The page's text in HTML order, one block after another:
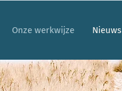
Onze werkwijze Nieuws